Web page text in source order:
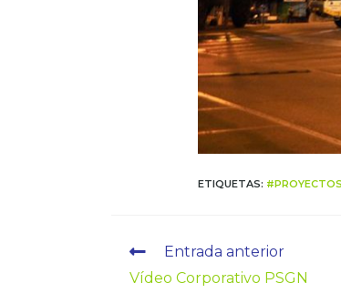
ETIQUETAS:
Entrada anterior
Vídeo Corporativo PSGN